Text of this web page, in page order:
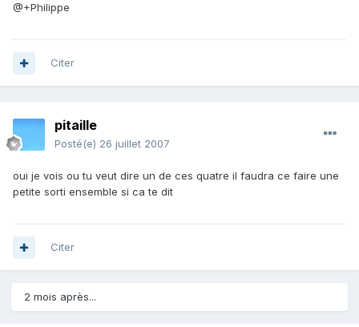
@+Philippe
Citer
pitaille
Posté(e) 26 juillet 2007
oui je vois ou tu veut dire un de ces quatre il faudra ce faire une
petite sorti ensemble si ca te dit
Citer
2 mois après...